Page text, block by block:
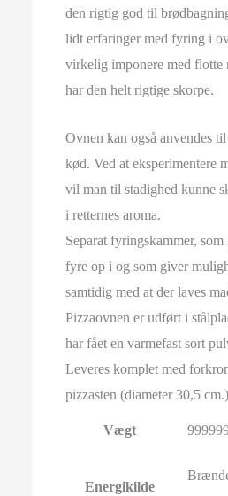
den rigtig god til
lidt erfaringer med fyring i
virkelig imponere med flotte
har den helt rigtige skorpe.
Ovnen kan også anvendes
kød.Ved at eksperimentere
vil man til stadighed kunne
i retternes aroma.
Separat fyringskammer,
fyre op i og som giver
samtidig med at der laves
Pizzaovnen er udført i
har fået en varmefast sort
Leveres komplet med
pizzasten (diameter 30,5
Vægt
Energikilde